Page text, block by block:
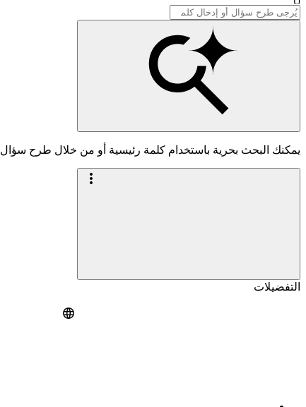
يمكنك البحث بحرية باستخدام كلمة رئيسية أو من خلال طرح سؤال
التفضيلات